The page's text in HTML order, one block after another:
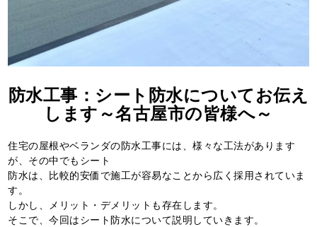
防水工事：シート防水についてお伝え
します～名古屋市の皆様へ～
住宅の屋根やベランダの防水工事には、様々な工法があります
が、その中でもシート
防水は、比較的安価で施工が容易なことから広く採用されていま
す。
しかし、メリット・デメリットも存在します。
そこで、今回はシート防水について説明していきます。